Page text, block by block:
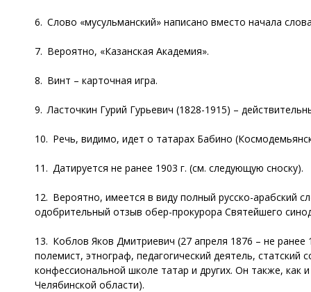
6. Слово «мусульманский» написано вместо начала
7. Вероятно, «Казанская Академия».
8. Винт – карточная игра.
9. Ласточкин Гурий Гурьевич (1828-1915) –
10. Речь, видимо, идет о татарах Бабино
11. Датируется не ранее 1903 г. (см. следующую сноску).
12. Вероятно, имеется в виду полный русско-арабский
одобрительный отзыв обер-прокурора Святейшего
13. Коблов Яков Дмитриевич (27 апреля 1876 – не ранее
полемист, этнограф, педагогический деятель,
конфессиональной школе татар и других. Он также, как
Челябинской области).